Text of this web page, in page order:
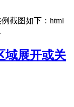
截图如下：html
域展开或关